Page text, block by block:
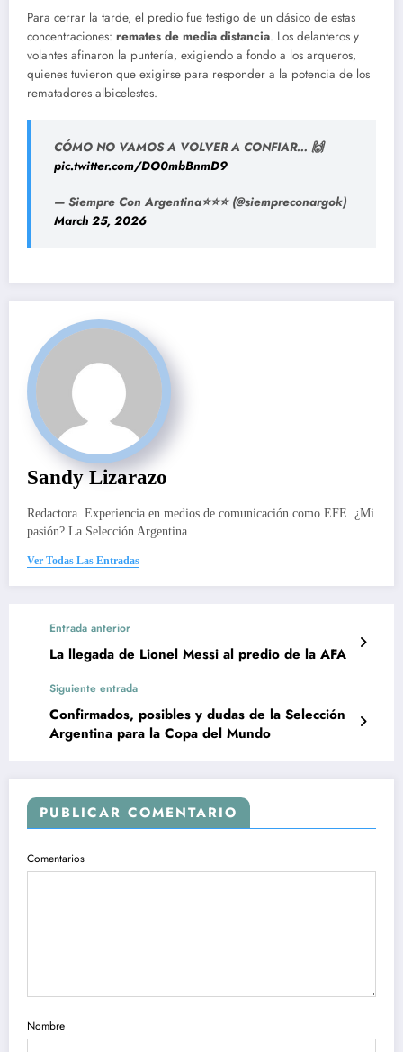
Para cerrar la tarde, el predio fue testigo de un clásico de estas
concentraciones: remates de media distancia. Los delanteros y
volantes afinaron la puntería, exigiendo a fondo a los arqueros,
quienes tuvieron que exigirse para responder a la potencia de los
rematadores albicelestes.
CÓMO NO VAMOS A VOLVER A CONFIAR… 🙌
pic.twitter.com/DO0mbBnmD9
— Siempre Con Argentina⭐⭐⭐ (@siempreconargok)
March 25, 2026
Sandy Lizarazo
Redactora. Experiencia en medios de comunicación como EFE. ¿Mi
pasión? La Selección Argentina.
Ver Todas Las Entradas
Entrada anterior
La llegada de Lionel Messi al predio de la AFA
Siguiente entrada
Confirmados, posibles y dudas de la Selección
Argentina para la Copa del Mundo
PUBLICAR COMENTARIO
Comentarios
Nombre